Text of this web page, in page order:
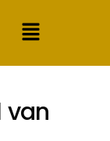
van